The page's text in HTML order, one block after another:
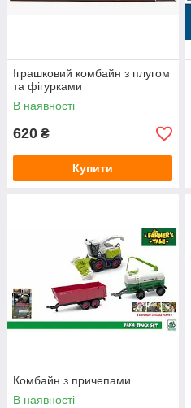
Іграшковий комбайн з плугом
та фігурками
В наявності
620 ₴
Купити
Комбайн з причепами
В наявності